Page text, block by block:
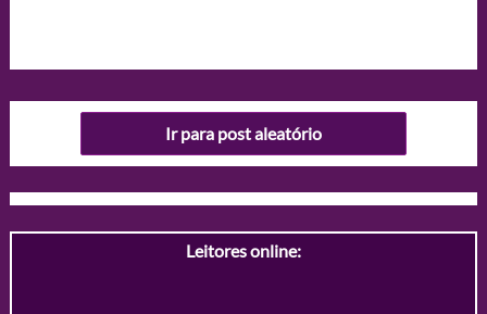
Ir para post aleatório
Leitores online: